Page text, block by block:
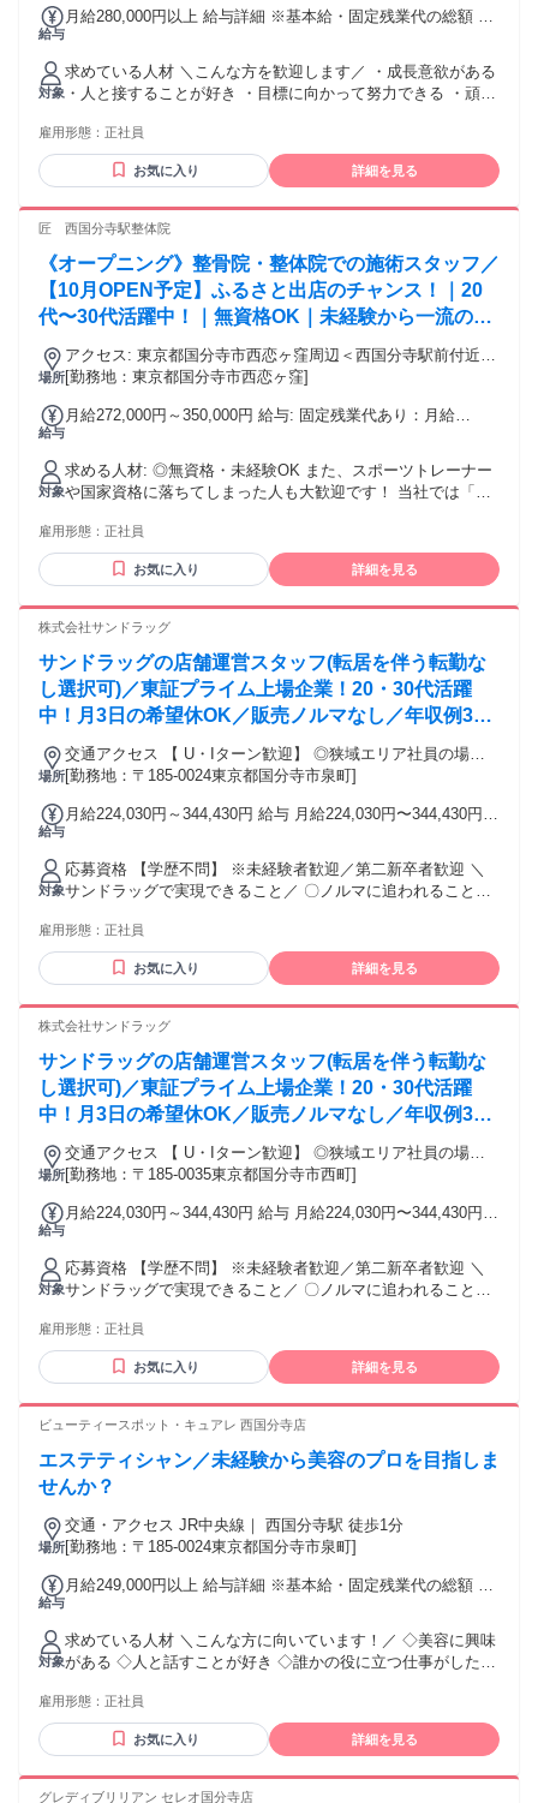
います。 希望者は関東・関西・東海など全国の院への転勤も
276,000円〜 東海 ：267,000円〜 中国地方 ：254,000
円〜
かせる経験 ※なくても可＞ ・スポーツジムトレーナーの経
給与
月給280,000円以上 給与詳細 ※基本給・固定残業代の総額 基
546円（固定残業時間：1ヶ月あたり39時間24分） 固定残業時
間を超えた勤務時間については別途残業代を支給する 【一律
手当】 全員に一律で支払われる通勤・皆勤・家族手当金額：
あり 全員に一律で支払われるその他手当金額：あり ◇交通費
5,000~15,000円 ※一定の支給条件あり) ◇結婚祝い金制度(※
一定の支給条件あり)
対象
求めている人材 ＼こんな方を歓迎します／ ・成長意欲がある
・人と接することが好き ・目標に向かって努力できる ・頑張
「美容が好き」だけで終わらせない。 自分自身の可能性を広
げながら、理想のキャリアを実現できる環境です。 年齢の条
件と理由：あり（例外事由3号のイ・31歳未満（長期勤続によ
雇用形態： 正社員
お気に入り 詳細を見る
匠 西国分寺駅整体院
《オープニング》整骨院・整体院での施術スタッフ／
【10月OPEN予定】ふるさと出店のチャンス！｜20
代〜30代活躍中！｜無資格OK｜未経験から一流の治
療家になれる手厚い研修サポートあり｜店舗拡大中で
最速でキャリアアップができる！週休2日制
場所
アクセス: 東京都国分寺市西恋ヶ窪周辺＜西国分寺駅前付近に
オープン予定＞
[勤務地：東京都国分寺市西恋ヶ窪]
給与
月給272,000円～350,000円 給与: 固定残業代あり：月給
￥53,000（33時間相当分）を含む。33時間を超える残業代は
追加で支給する。 ＜給与＞ 月給：272,000円〜350,000円 ※
研修期間6ヶ月は264,000円〜 ◆毎月のインセンティブ制度あ
り ◆賞与：年2回（年間実績：平均200万円以上） ◆昇給：年
円 3年目 25歳：530万円
対象
求める人材: ◎無資格・未経験OK また、スポーツトレーナー
や国家資格に落ちてしまった人も大歓迎です！ 当社では「あ
きます。 ▶︎こんな方におすすめのお仕事 ・人の役に立ちた
い、人を笑顔にしたい方！ ・明るく元気にお客様とのコミュ
ニケーションがとれる方 ・未経験だけど新しいことに挑戦し
長させていきたい方 ・人としても成長できる環境で働きたい
ためにも収入をUPしたい方 ・頑張りをしっかり評価してほし
い！認められたい！という方 ▶︎本物の治療家になりたい方も
歓迎 ・他とは違う技術を身につけたい方！ ・根本改善できる
技術を身に付けたい方 ・お客さまに合わせた治療を提案した
い方
雇用形態： 正社員
お気に入り 詳細を見る
株式会社サンドラッグ
サンドラッグの店舗運営スタッフ(転居を伴う転勤な
し選択可)／東証プライム上場企業！20・30代活躍
中！月3日の希望休OK／販売ノルマなし／年収例32
歳SV816万円／販促企画～商品管理など店舗運営が
メインの仕事
場所
交通アクセス 【 U・Iターン歓迎】 ◎狭域エリア社員の場合
は 転居を伴う転勤はありません。 ◎マイカー通勤OK
[勤務地：〒185-0024東京都国分寺市泉町]
給与
月給224,030円～344,430円 給与 月給224,030円〜344,430円
エリア社員（規定エリア内転勤）：22万4030円～32万4430円
狭域エリア社員（転居を伴う異動なし）：22万4030円～32万
4430円 ※ナショナル社員・広域エリア社員は転居を伴う転勤
中、転勤手当を別途支給 エリア内転勤時：7000円～2万3000
対象
応募資格 【学歴不問】 ※未経験者歓迎／第二新卒者歓迎 ＼
サンドラッグで実現できること／ 〇ノルマに追われることな
同時に 身に付けられる。 〇登録販売者の資格を取得できる。
└業務時間中に 資格や業務の勉強ができます。 〇店長などポ
ストアップが可能。 └長期に亘り、成長を支援します。 〇町
雇用形態： 正社員
お気に入り 詳細を見る
株式会社サンドラッグ
サンドラッグの店舗運営スタッフ(転居を伴う転勤な
し選択可)／東証プライム上場企業！20・30代活躍
中！月3日の希望休OK／販売ノルマなし／年収例32
歳SV816万円／販促企画～商品管理など店舗運営が
メインの仕事
場所
交通アクセス 【 U・Iターン歓迎】 ◎狭域エリア社員の場合
は 転居を伴う転勤はありません。 ◎マイカー通勤OK
[勤務地：〒185-0035東京都国分寺市西町]
給与
月給224,030円～344,430円 給与 月給224,030円〜344,430円
エリア社員（規定エリア内転勤）：22万4030円～32万4430円
狭域エリア社員（転居を伴う異動なし）：22万4030円～32万
4430円 ※ナショナル社員・広域エリア社員は転居を伴う転勤
中、転勤手当を別途支給 エリア内転勤時：7000円～2万3000
対象
応募資格 【学歴不問】 ※未経験者歓迎／第二新卒者歓迎 ＼
サンドラッグで実現できること／ 〇ノルマに追われることな
同時に 身に付けられる。 〇登録販売者の資格を取得できる。
└業務時間中に 資格や業務の勉強ができます。 〇店長などポ
ストアップが可能。 └長期に亘り、成長を支援します。 〇町
雇用形態： 正社員
お気に入り 詳細を見る
ビューティースポット・キュアレ 西国分寺店
エステティシャン／未経験から美容のプロを目指しま
せんか？
場所
交通・アクセス JR中央線｜ 西国分寺駅 徒歩1分
[勤務地：〒185-0024東京都国分寺市泉町]
給与
月給249,000円以上 給与詳細 ※基本給・固定残業代の総額 基
9162円（固定残業時間：1ヶ月あたり32時間） 固定残業時間
を超えた勤務時間については別途残業代を支給する 【一律手
当】 全員に一律で支払われる通勤・皆勤・家族手当金額：あ
り 全員に一律で支払われるその他手当金額：あり ◇達成賞与
5,000~15,000円 ※一定の支給条件あり) ◇結婚祝い金制度(※
一定の支給条件あり)
対象
求めている人材 ＼こんな方に向いています！／ ◇美容に興味
がある ◇人と話すことが好き ◇誰かの役に立つ仕事がしたい
経験ではなく人柄を重視しています。 まずはお気軽にご応募
ください！ 年齢の条件と理由：あり（例外事由3号のイ・31
歳未満（長期勤続によるキャリア形成のため））
雇用形態： 正社員
お気に入り 詳細を見る
グレディブリリアン セレオ国分寺店